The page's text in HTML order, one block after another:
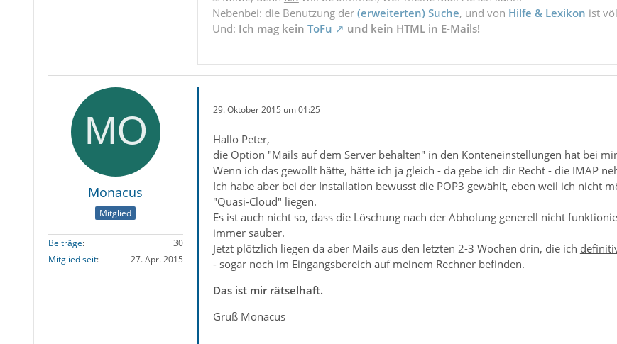
Nebenbei: die Benutzung der (erweiterten) Suche, und von Hilfe & Lexikon ist
Und: Ich mag kein ToFu und kein HTML in E-Mails!
Monacus
Mitglied
Beiträge
30
Mitglied seit
27. Apr. 2015
29. Oktober 2015 um 01:25
Hallo Peter,
die Option "Mails auf dem Server behalten" in den Konteneinstellungen hat bei
Wenn ich das gewollt hätte, hätte ich ja gleich - da gebe ich dir Recht - die IMAP
Ich habe aber bei der Installation bewusst die POP3 gewählt, eben weil ich nicht
"Quasi-Cloud" liegen.
Es ist auch nicht so, dass die Löschung nach der Abholung generell nicht
immer sauber.
Jetzt plötzlich liegen da aber Mails aus den letzten 2-3 Wochen drin, die ich
- sogar noch im Eingangsbereich auf meinem Rechner befinden.
Das ist mir rätselhaft.
Gruß Monacus